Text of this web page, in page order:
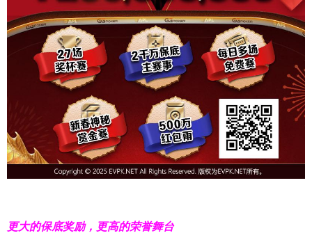
更大的保底奖励，更高的荣誉舞台